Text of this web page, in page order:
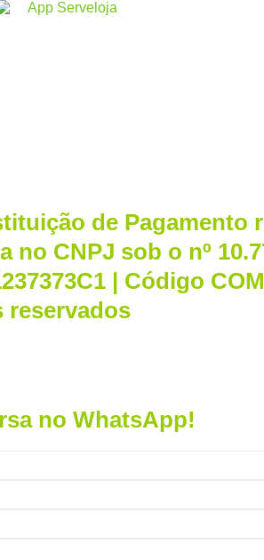
de
CNPJ sob o nº
| Código
reservados
no WhatsApp!